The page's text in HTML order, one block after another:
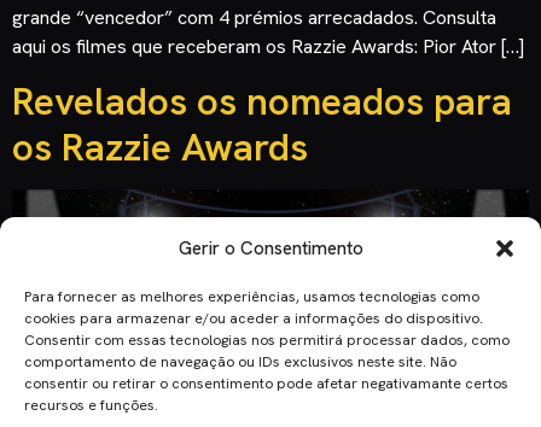
Gerir o Consentimento
Para fornecer as melhores experiências, usamos tecnologias como
cookies para armazenar e/ou aceder a informações do dispositivo.
Consentir com essas tecnologias nos permitirá processar dados, como
comportamento de navegação ou IDs exclusivos neste site. Não
consentir ou retirar o consentimento pode afetar negativamante certos
recursos e funções.
grande “vencedor” com 4 prémios arrecadados. Consulta
aqui os filmes que receberam os Razzie Awards: Pior Ator […]
Revelados os nomeados para
os Razzie Awards